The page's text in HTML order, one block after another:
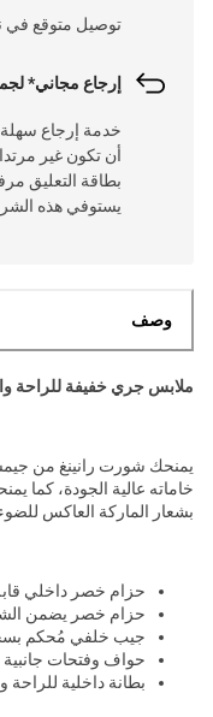
توصيل متوقع في نفس
إرجاع مجاني*
أن تكون غير
بطاقة التعليق
يستوفي هذه
وصف
ملابس جري خفيفة للراحة
يمنحك شورت رانينغ من
خاماته عالية الجودة، كما
بشعار الماركة العاكس
حزام خصر داخلي
حزام خصر يضمن
جيب خلفي مُحكم
حواف وفتحات
بطانة داخلية للراحة